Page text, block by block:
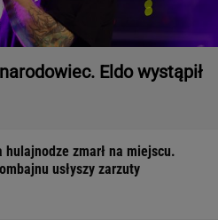
Eldo wystąpił
hulajnodze zmarł na miejscu.
usłyszy zarzuty